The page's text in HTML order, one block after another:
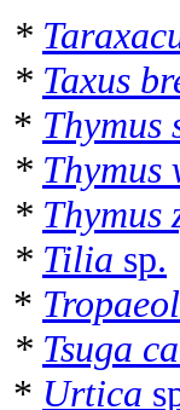
*
* Taxus
* Thymus
* Thymus
* Thymus
* Tilia sp.
*
* Tsuga
* Urtica